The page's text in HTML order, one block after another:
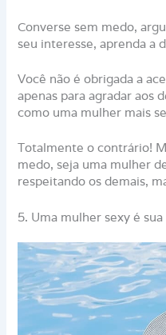
Converse sem medo,
seu interesse, aprenda a
Você não é obrigada a
apenas para agradar aos
como uma mulher mais
Totalmente o contrário!
medo, seja uma mulher
respeitando os demais,
5. Uma mulher sexy é